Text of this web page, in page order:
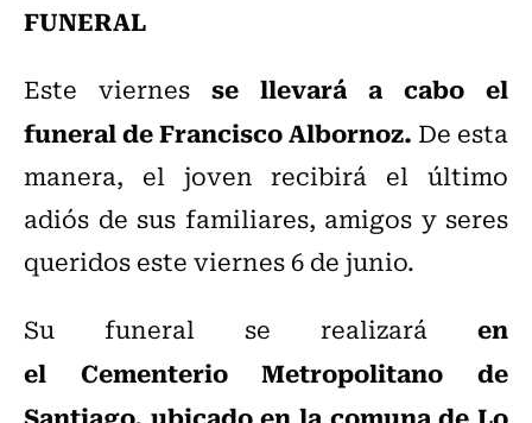
FUNERAL
Este viernes se llevará a cabo el
funeral de Francisco Albornoz. De esta
manera, el joven recibirá el último
adiós de sus familiares, amigos y seres
queridos este viernes 6 de junio.
Su funeral se realizará en
el Cementerio Metropolitano de